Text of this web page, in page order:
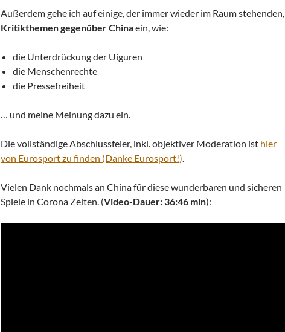
Außerdem gehe ich auf einige, der immer wieder im Raum stehenden,
Kritikthemen gegenüber Chinaein, wie:
die Unterdrückung der Uiguren
die Menschenrechte
die Pressefreiheit
… und meine Meinung dazu ein.
Die vollständige Abschlussfeier, inkl. objektiver Moderation ist hier
von Eurosport zu finden (Danke Eurosport!).
Vielen Dank nochmals an China für diese wunderbaren und sicheren
Spiele in Corona Zeiten. (Video-Dauer: 36:46 min):